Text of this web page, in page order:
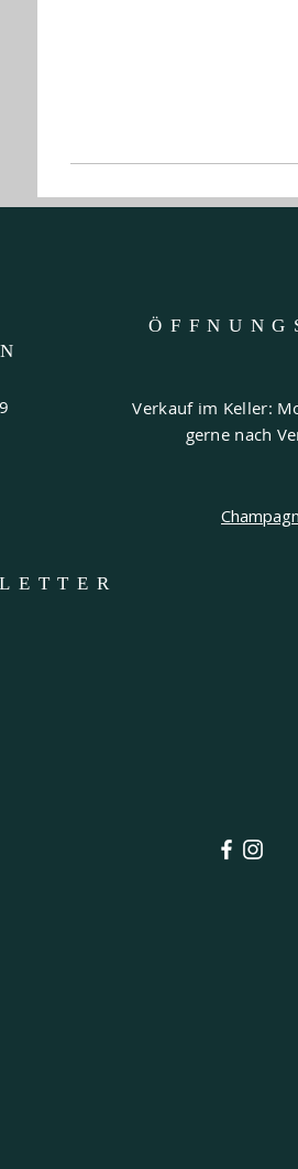
Verkauf im Keller:
gerne nach